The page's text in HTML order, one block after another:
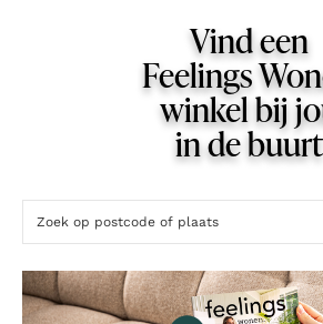
Vind een
Feelings
winkel bij
in de buurt